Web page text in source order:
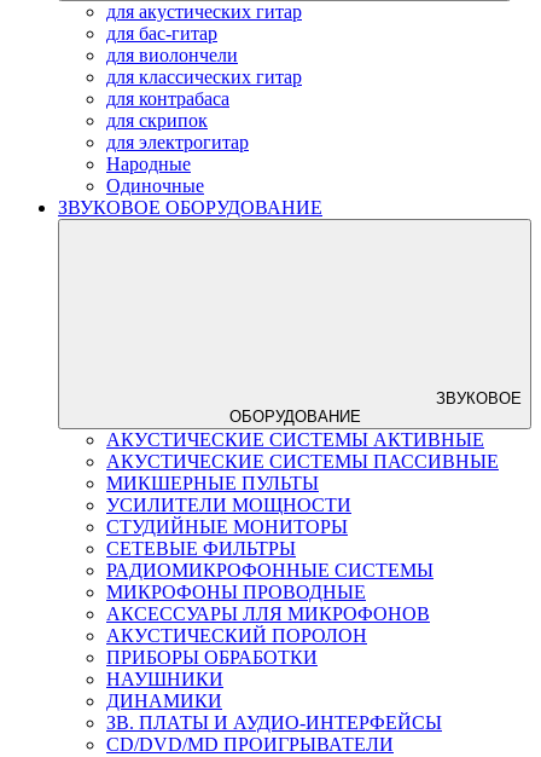
для акустических гитар
для бас-гитар
для виолончели
для классических гитар
для контрабаса
для скрипок
для электрогитар
Народные
Одиночные
ЗВУКОВОЕ ОБОРУДОВАНИЕ
ЗВУКОВОЕ
ОБОРУДОВАНИЕ
АКУСТИЧЕСКИЕ СИСТЕМЫ АКТИВНЫЕ
АКУСТИЧЕСКИЕ СИСТЕМЫ ПАССИВНЫЕ
МИКШЕРНЫЕ ПУЛЬТЫ
УСИЛИТЕЛИ МОЩНОСТИ
СТУДИЙНЫЕ МОНИТОРЫ
СЕТЕВЫЕ ФИЛЬТРЫ
РАДИОМИКРОФОННЫЕ СИСТЕМЫ
МИКРОФОНЫ ПРОВОДНЫЕ
АКСЕССУАРЫ ЛЛЯ МИКРОФОНОВ
АКУСТИЧЕСКИЙ ПОРОЛОН
ПРИБОРЫ ОБРАБОТКИ
НАУШНИКИ
ДИНАМИКИ
ЗВ. ПЛАТЫ И АУДИО-ИНТЕРФЕЙСЫ
CD/DVD/MD ПРОИГРЫВАТЕЛИ